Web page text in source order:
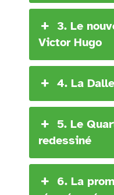
3. Le
Victor Hugo
4. La
5. Le
redessiné
6. La